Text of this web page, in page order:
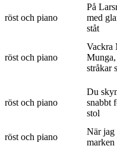
röst och piano
På
med
ståt
röst och piano
Vackra
stråkar
röst och piano
Du
snabbt
stol
röst och piano
När jag
marken